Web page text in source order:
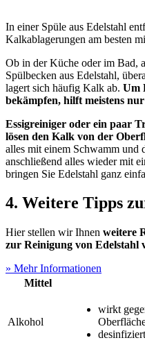
In einer Spüle aus Edelstahl
Kalkablagerungen am besten
Ob in der Küche oder im Bad,
Spülbecken aus Edelstahl,
lagert sich häufig Kalk ab. Um
bekämpfen, hilft meistens
Essigreiniger oder ein paar
lösen den Kalk von der
alles mit einem Schwamm und
anschließend alles wieder mit
bringen Sie Edelstahl ganz
4. Weitere Tipps
Hier stellen wir Ihnen weitere
zur Reinigung von Edelstahl
» Mehr Informationen
Mittel
Alkohol
wirkt